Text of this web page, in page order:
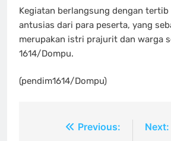
Kegiatan berlangsung dengan tertib
antusias dari para peserta, yang
merupakan istri prajurit dan warga
1614/Dompu.
(pendim1614/Dompu)
NavigasiPrevious:
Next: